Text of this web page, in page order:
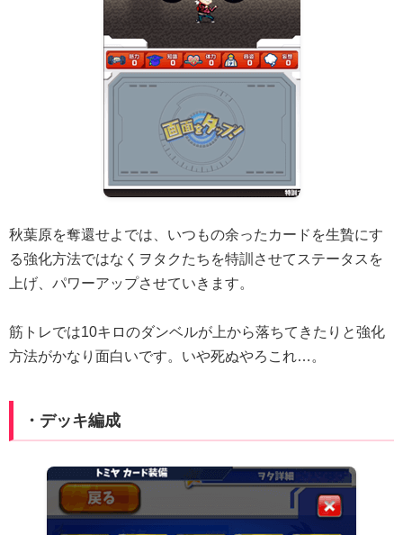
秋葉原を奪還せよでは、いつもの余ったカードを生贄にす
る強化方法ではなくヲタクたちを特訓させてステータスを
上げ、パワーアップさせていきます。
筋トレでは10キロのダンベルが上から落ちてきたりと強化
方法がかなり面白いです。いや死ぬやろこれ…。
・デッキ編成